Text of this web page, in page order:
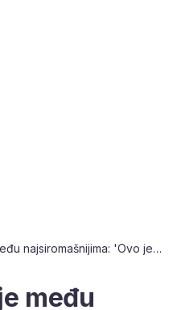
Najstariji i dalje među najsiromašnijima: 'Ovo je još jedan dokaz da mirovine nisu adekvatne'
među